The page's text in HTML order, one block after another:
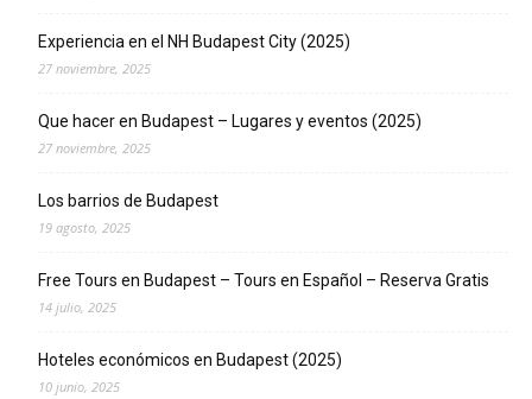
Experiencia en el NH Budapest City (2025)
27 noviembre, 2025
Que hacer en Budapest – Lugares y eventos (2025)
27 noviembre, 2025
Los barrios de Budapest
19 agosto, 2025
Free Tours en Budapest – Tours en Español – Reserva Gratis
14 julio, 2025
Hoteles económicos en Budapest (2025)
10 junio, 2025